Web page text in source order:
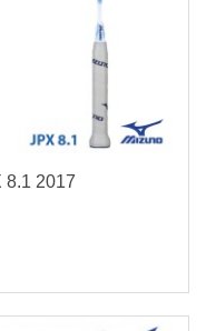
8.1 2017